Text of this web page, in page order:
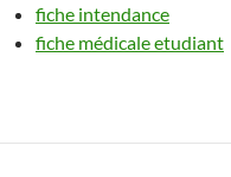
fiche intendance
fiche médicale etudiant